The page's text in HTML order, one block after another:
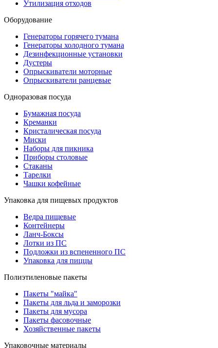
Утилизация отходов
Оборудование
Генераторы горячего тумана
Генераторы холодного тумана
Дезинфекционные установки
Дустеры
Опрыскиватели моторные
Опрыскиватели ранцевые
Одноразовая посуда
Бумажная посуда
Креманки
Кристалическая посуда
Миски
Наборы для пикника
Приборы столовые
Стаканы
Тарелки
Чашки кофейные
Упаковка для пищевых продуктов
Ведра пищевые
Контейнеры
Ланч-Боксы
Лотки из ПС
Подложки из вспененного ПС
Упаковка для пиццы
Полиэтиленовые пакеты
Пакеты "майка"
Пакеты для льда и заморозки
Пакеты для мусора
Пакеты фасовочные
Хозяйственные пакеты
Упаковочные материалы